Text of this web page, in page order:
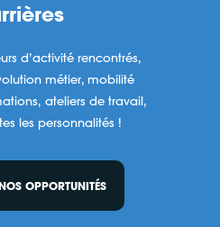
d’activité rencontrés,
métier, mobilité
ateliers de travail,
les personnalités !
OPPORTUNITÉS